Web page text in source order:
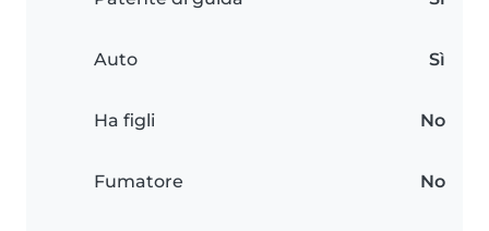
Auto Sì
Ha figli No
Fumatore No